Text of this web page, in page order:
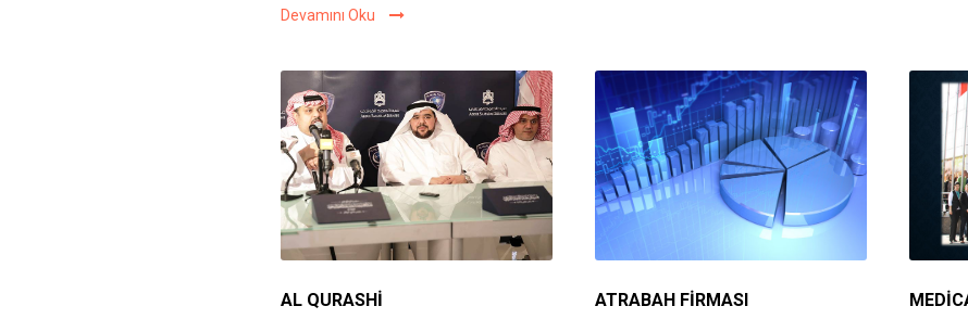
Devamını Oku
AL QURASHİ ATRABAH FİRMASI